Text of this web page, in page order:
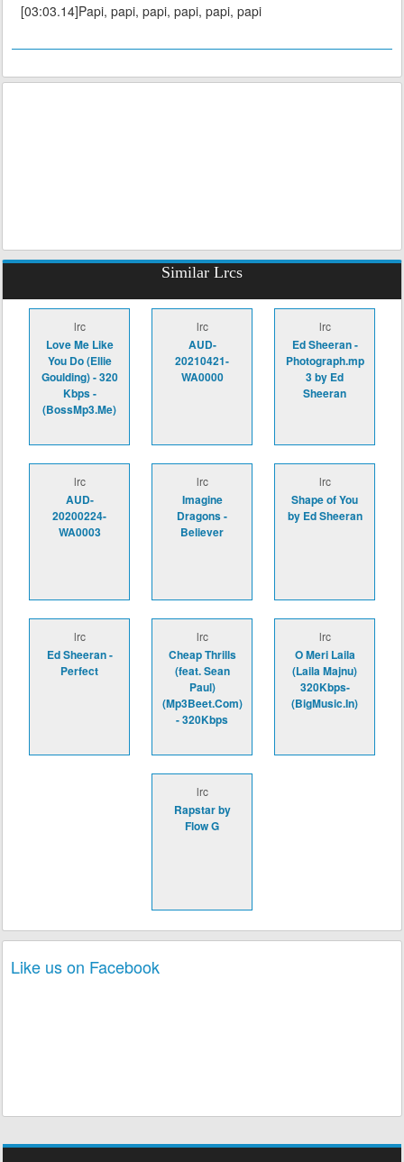
[03:03.14]Papi, papi, papi, papi, papi, papi
Similar Lrcs
lrc
Love Me Like
You Do (Ellie
Goulding) - 320
Kbps -
(BossMp3.Me)
lrc
AUD-
20210421-
WA0000
lrc
Ed Sheeran -
Photograph.mp
3 by Ed
Sheeran
lrc
AUD-
20200224-
WA0003
lrc
Imagine
Dragons -
Believer
lrc
Shape of You
by Ed Sheeran
lrc
Ed Sheeran -
Perfect
lrc
Cheap Thrills
(feat. Sean
Paul)
(Mp3Beet.Com)
- 320Kbps
lrc
O Meri Laila
(Laila Majnu)
320Kbps-
(BigMusic.In)
lrc
Rapstar by
Flow G
Like us on Facebook